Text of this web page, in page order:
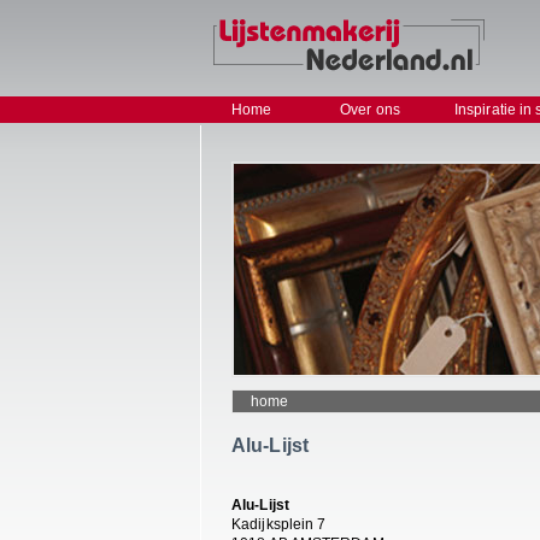
Home Over ons Inspiratie in
home
Alu-Lijst
Alu-Lijst
Kadijksplein 7